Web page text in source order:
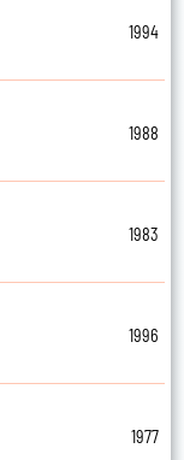
1994
1988
1983
1996
1977